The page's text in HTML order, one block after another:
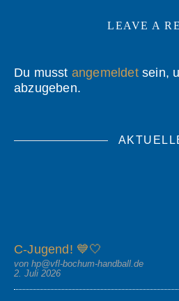
LEAVE A
Du musst angemeldetsein,
abzugeben.
C-Jugend! 💙🤍
von hp@vfl-bochum-handball.de
2. Juli 2026